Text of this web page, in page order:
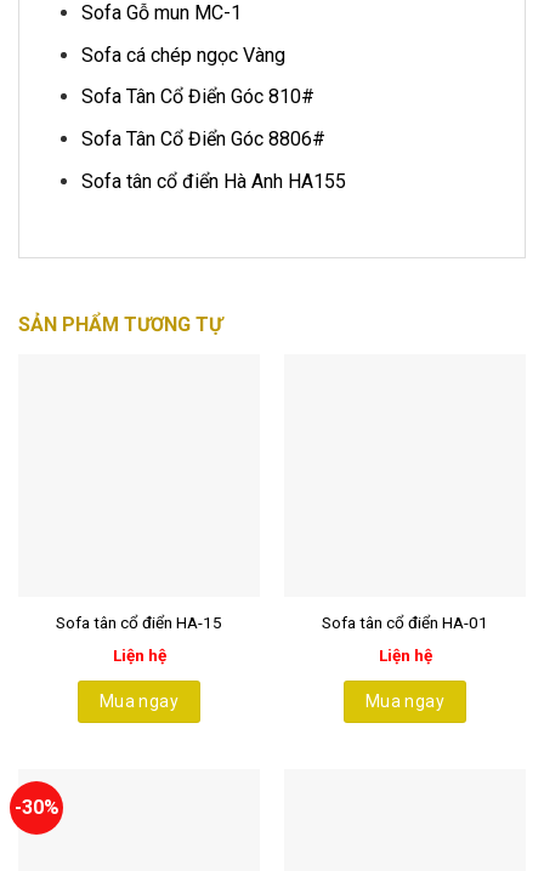
Sofa Gỗ mun MC-1
Sofa cá chép ngọc Vàng
Sofa Tân Cổ Điển Góc 810#
Sofa Tân Cổ Điển Góc 8806#
Sofa tân cổ điển Hà Anh HA155
SẢN PHẨM TƯƠNG TỰ
Sofa tân cổ điển HA-15
Liện hệ
Mua ngay
Sofa tân cổ điển HA-01
Liện hệ
Mua ngay
-30%